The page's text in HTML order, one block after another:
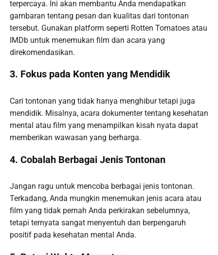
terpercaya. Ini akan membantu Anda mendapatkan
gambaran tentang pesan dan kualitas dari tontonan
tersebut. Gunakan platform seperti Rotten Tomatoes atau
IMDb untuk menemukan film dan acara yang
direkomendasikan.
3. Fokus pada Konten yang Mendidik
Cari tontonan yang tidak hanya menghibur tetapi juga
mendidik. Misalnya, acara dokumenter tentang kesehatan
mental atau film yang menampilkan kisah nyata dapat
memberikan wawasan yang berharga.
4. Cobalah Berbagai Jenis Tontonan
Jangan ragu untuk mencoba berbagai jenis tontonan.
Terkadang, Anda mungkin menemukan jenis acara atau
film yang tidak pernah Anda perkirakan sebelumnya,
tetapi ternyata sangat menyentuh dan berpengaruh
positif pada kesehatan mental Anda.